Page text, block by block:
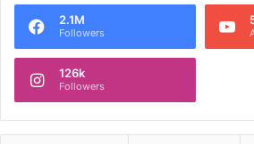
2.1M
Followers
126k
Followers